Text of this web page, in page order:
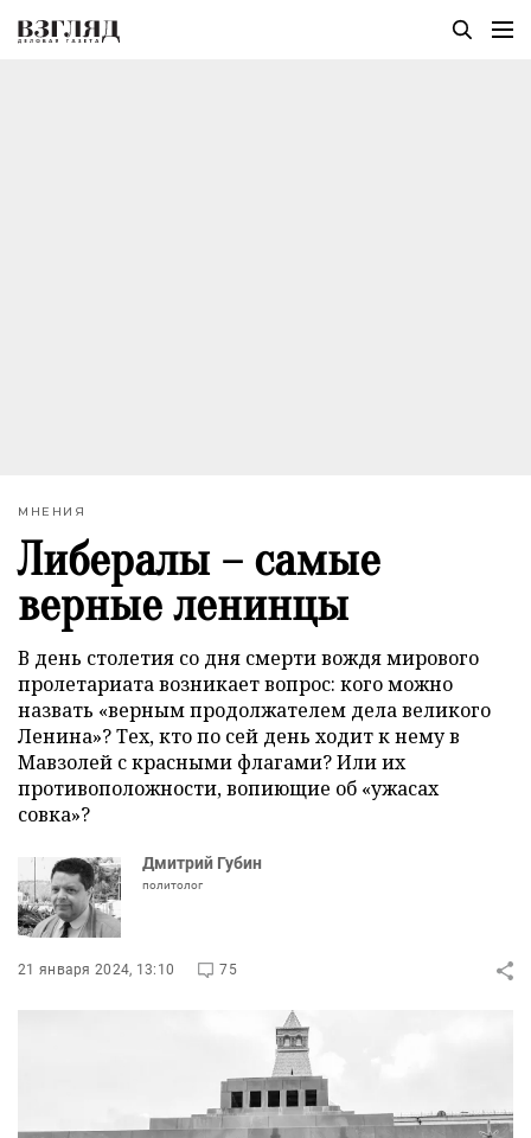
МНЕНИЯ
Либералы – самые
верные ленинцы
В день столетия со дня смерти вождя мирового
пролетариата возникает вопрос: кого можно
назвать «верным продолжателем дела великого
Ленина»? Тех, кто по сей день ходит к нему в
Мавзолей с красными флагами? Или их
противоположности, вопиющие об «ужасах
совка»?
Дмитрий Губин
политолог
21 января 2024, 13:10 75